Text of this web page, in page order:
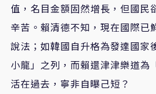
值，名目金額固然增長，但國民
辛苦。賴清德不知，現在國際已
說法；如韓國自升格為發達國家
小龍」之列，而賴還津津樂道為
活在過去，寧非自曝己短？